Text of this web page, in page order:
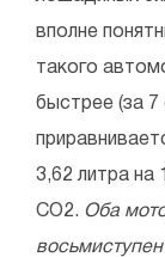
вполне
такого
быстрее (за 7
3,62 литра на
СО2. Оба